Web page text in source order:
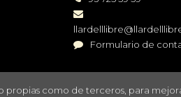
Formulario de
propias como de terceros, para